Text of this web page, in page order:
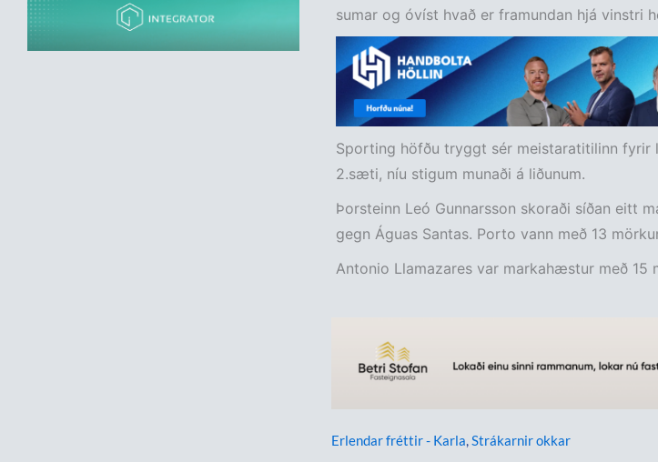
sumar og óvíst hvað er framundan hjá vinstri
Sporting höfðu tryggt sér meistaratitilinn fyrir
2.sæti, níu stigum munaði á liðunum.
Þorsteinn Leó Gunnarsson skoraði síðan eitt
gegn Águas Santas. Porto vann með 13
Antonio Llamazares var markahæstur með 15
Erlendar fréttir - Karla,Strákarnir okkar